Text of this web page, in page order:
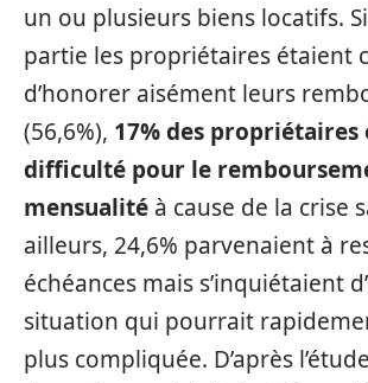
un ou plusieurs biens locatifs.
partie les propriétaires étaient
d’honorer aisément leurs
(56,6%), 17% des propriétaires
difficulté pour le
mensualité à cause de la crise
ailleurs, 24,6% parvenaient à
échéances mais s’inquiétaient
situation qui pourrait
plus compliquée. D’après